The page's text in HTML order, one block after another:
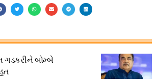
ગડકરીને બોમ્બે